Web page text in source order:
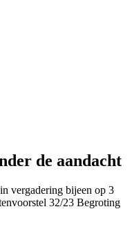
de aandacht
vergadering bijeen op 3
32/23 Begroting